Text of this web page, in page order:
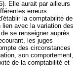
Elle aurait par ailleurs
erreurs
la comptabilité de
avec la variation des
se renseigner auprès
les juges
des circonstances
son comportement,
de la comptabilité et